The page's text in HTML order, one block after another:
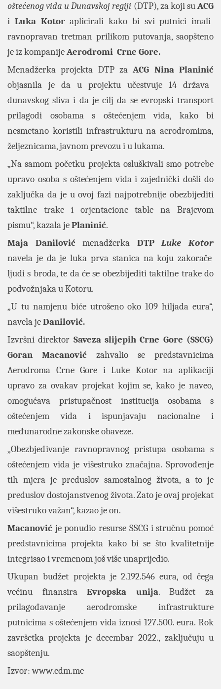
oštećenog vida u Dunavskoj regiji (DTP), za koji suACG
i Luka Kotoraplicirali kako bi svi putnici imali
ravnopravan tretman prilikom putovanja, saopšteno
je iz kompanijeAerodromi Crne Gore.
Menadžerka projekta DTP zaACG Nina Planinić
objasnila je da u projektu učestvuje 14 država
dunavskog sliva i da je cilj da se evropski transport
prilagodi osobama s oštećenjem vida, kako bi
nesmetano koristili infrastrukturu na aerodromima,
željeznicama, javnom prevozu i u lukama.
„Na samom početku projekta osluškivali smo potrebe
upravo osoba s oštećenjem vida i zajednički došli do
zaključka da je u ovoj fazi najpotrebnije obezbijediti
taktilne trake i orjentacione table na Brajevom
pismu“, kazala jePlaninić.
Maja Danilovićmenadžerka DTPLuke Kotor
navela je da je luka prva stanica na koju zakorače
ljudi s broda, te da će se obezbijediti taktilne trake do
podvožnjaka u Kotoru.
„U tu namjenu biće utrošeno oko 109 hiljada eura“,
navela jeDanilović.
Izvršni direktor Saveza slijepih Crne Gore (SSCG)
Goran Macanović zahvalio se predstavnicima
Aerodroma Crne Gore i Luke Kotor na aplikaciji
upravo za ovakav projekat kojim se, kako je naveo,
omogućava pristupačnost institucija osobama s
oštećenjem vida i ispunjavaju nacionalne i
međunarodne zakonske obaveze.
„Obezbjeđivanje ravnopravnog pristupa osobama s
oštećenjem vida je višestruko značajna. Sprovođenje
tih mjera je preduslov samostalnog života, a to je
preduslov dostojanstvenog života. Zato je ovaj projekat
višestruko važan“, kazao je on.
Macanović je ponudio resurse SSCG i stručnu pomoć
predstavnicima projekta kako bi se što kvalitetnije
integrisao i vremenom još više unaprijedio.
Ukupan budžet projekta je 2.192.546 eura, od čega
većinu finansiraEvropska unija. Budžet za
prilagođavanje aerodromske infrastrukture
putnicima s oštećenjem vida iznosi 127.500. eura. Rok
završetka projekta je decembar 2022., zaključuju u
saopštenju.
Izvor:www.cdm.me